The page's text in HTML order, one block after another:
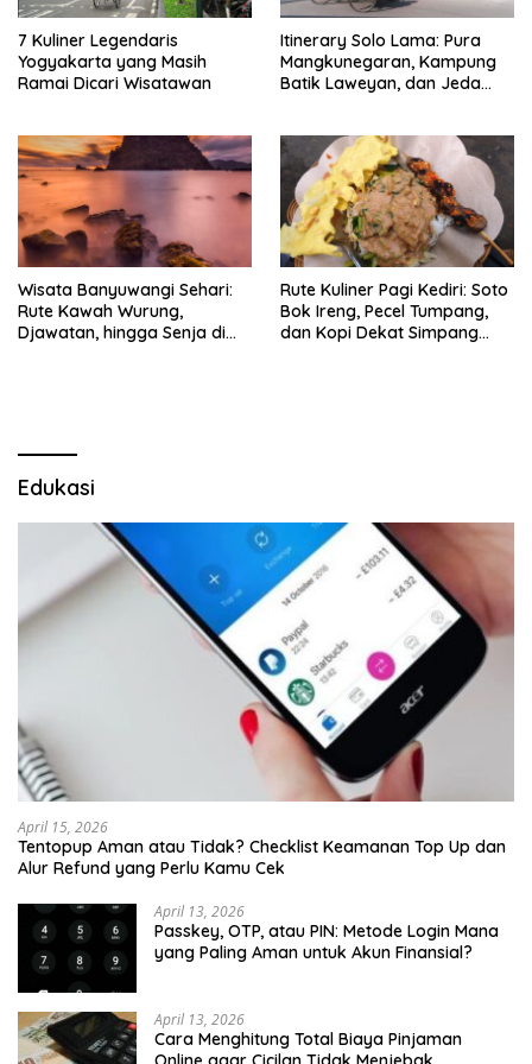
7 Kuliner Legendaris
Yogyakarta yang Masih
Ramai Dicari Wisatawan
Itinerary Solo Lama: Pura
Mangkunegaran, Kampung
Batik Laweyan, dan Jeda
Wisata Banyuwangi Sehari:
Rute Kawah Wurung,
Djawatan, hingga Senja di
Rute Kuliner Pagi Kediri: Soto
Bok Ireng, Pecel Tumpang,
dan Kopi Dekat Simpang
Edukasi
April 15, 2026
Tentopup Aman atau Tidak? Checklist Keamanan Top Up dan
Alur Refund yang Perlu Kamu Cek
April 13, 2026
Passkey, OTP, atau PIN: Metode Login Mana
yang Paling Aman untuk Akun Finansial?
April 13, 2026
Cara Menghitung Total Biaya Pinjaman